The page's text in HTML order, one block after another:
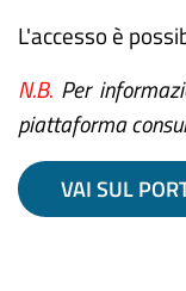
L'accesso è
N.B. Per
piattaforma
VAI SUL